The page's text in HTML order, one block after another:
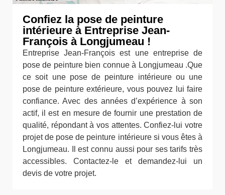
Confiez la pose de peinture
intérieure à Entreprise Jean-
François à Longjumeau !
Entreprise Jean-François est une entreprise de
pose de peinture bien connue à Longjumeau .Que
ce soit une pose de peinture intérieure ou une
pose de peinture extérieure, vous pouvez lui faire
confiance. Avec des années d’expérience à son
actif, il est en mesure de fournir une prestation de
qualité, répondant à vos attentes. Confiez-lui votre
projet de pose de peinture intérieure si vous êtes à
Longjumeau. Il est connu aussi pour ses tarifs très
accessibles. Contactez-le et demandez-lui un
devis de votre projet.